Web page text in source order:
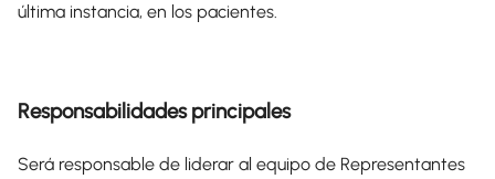
última instancia, en los pacientes.
Responsabilidades principales
Será responsable de liderar al equipo de Representantes